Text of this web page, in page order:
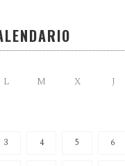
L M X J
3 4 5 6